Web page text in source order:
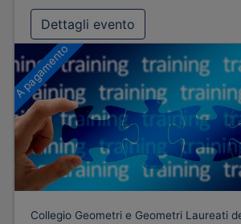
Dettagli evento
A pagamento
Collegio Geometri e Geometri Laureati